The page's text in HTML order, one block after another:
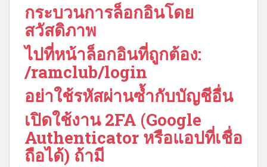
กระบวนการล็อกอินโดย
สวัสดิภาพ
ไปที่หน้าล็อกอินที่ถูกต้อง:
/ramclub/login
อย่าใช้รหัสผ่านซ้ำกับบัญชีอื่น
เปิดใช้งาน 2FA (Google
Authenticator หรือแอปที่เชื่อ
ถือได้) ถ้ามี